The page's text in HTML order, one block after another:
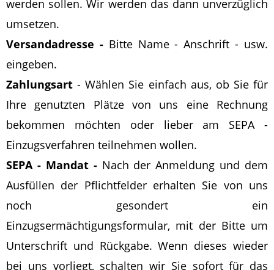
werden sollen. Wir werden das dann unverzüglich
umsetzen.
Versandadresse - Bitte Name - Anschrift - usw.
eingeben.
Zahlungsart - Wählen Sie einfach aus, ob Sie für
Ihre genutzten Plätze von uns eine Rechnung
bekommen möchten oder lieber am SEPA -
Einzugsverfahren teilnehmen wollen.
SEPA - Mandat - Nach der Anmeldung und dem
Ausfüllen der Pflichtfelder erhalten Sie von uns
noch gesondert ein
Einzugsermächtigungsformular, mit der Bitte um
Unterschrift und Rückgabe. Wenn dieses wieder
bei uns vorliegt, schalten wir Sie sofort für das